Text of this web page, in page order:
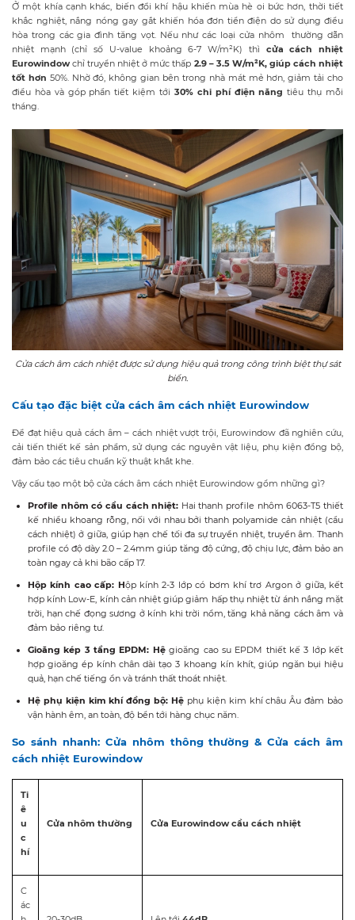
Ở một khía cạnh khác, biến đổi khí hậu khiến mùa hè oi bức hơn, thời tiết
khắc nghiệt, nắng nóng gay gắt khiến hóa đơn tiền điện do sử dụng điều
hòa trong các gia đình tăng vọt. Nếu như các loại cửa nhôm thường dẫn
nhiệt mạnh (chỉ số U-value khoảng 6-7 W/m²K) thì cửa cách nhiệt
Eurowindowchỉ truyền nhiệt ở mức thấp 2.9 – 3.5 W/m²K, giúp cách nhiệt
tốt hơn 50%. Nhờ đó, không gian bên trong nhà mát mẻ hơn, giảm tải cho
điều hòa và góp phần tiết kiệm tới 30% chi phí điện năng tiêu thụ mỗi
tháng.
Cửa cách âm cách nhiệt được sử dụng hiệu quả trong công trình biệt thự sát
biển.
Cấu tạo đặc biệt cửa cách âm cách nhiệt Eurowindow
Để đạt hiệu quả cách âm – cách nhiệt vượt trội, Eurowindow đã nghiên cứu,
cải tiến thiết kế sản phẩm, sử dụng các nguyên vật liệu, phụ kiện đồng bộ,
đảm bảo các tiêu chuẩn kỹ thuật khắt khe.
Vậy cấu tạo một bộ cửa cách âm cách nhiệt Eurowindow gồm những gì?
Profile nhôm có cầu cách nhiệt: Hai thanh profile nhôm 6063-T5 thiết
kế nhiều khoang rỗng, nối với nhau bởi thanh polyamide cản nhiệt (cầu
cách nhiệt) ở giữa, giúp hạn chế tối đa sự truyền nhiệt, truyền âm. Thanh
profile có độ dày 2.0 – 2.4mm giúp tăng độ cứng, độ chịu lực, đảm bảo an
toàn ngay cả khi bão cấp 17.
Hộpkính cao cấp: Hộp kính 2-3 lớp có bơm khí trơ Argon ở giữa, kết
hợp kính Low-E, kính cản nhiệt giúp giảm hấp thụ nhiệt từ ánh nắng mặt
trời, hạn chế đọng sương ở kính khi trời nồm, tăng khả năng cách âm và
đảm bảo riêng tư.
Gioăng kép 3 tầng EPDM: Hệgioăng cao su EPDM thiết kế 3 lớp kết
hợp gioăng ép kính chân dài tạo 3 khoang kín khít, giúp ngăn bụi hiệu
quả, hạn chế tiếng ồn và tránh thất thoát nhiệt.
Hệ phụ kiện kim khíđồng bộ: Hệ phụ kiện kim khí châu Âu đảm bảo
vận hành êm, an toàn, độ bền tới hàng chục năm.
So sánh nhanh: Cửa nhôm thông thường & Cửa cách âm
cách nhiệt Eurowindow
Ti
ê
u
c
hí
Cửa nhôm thường Cửa Eurowindow cầu cách nhiệt
C
ác